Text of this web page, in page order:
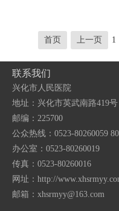
首页 上一页 1
联系我们
兴化市人民医院
地址：兴化市英武南路419号
邮编：225700
公众热线：0523-80260059
办公室：0523-80260019
传真：0523-80260016
网址：http://
邮箱： xhsrmyy@163.com